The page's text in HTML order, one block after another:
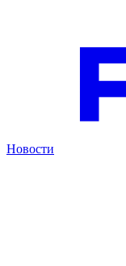
Новости